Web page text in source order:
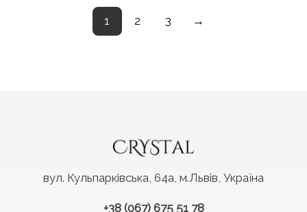
1 2 3 →
вул. Кульпарківська, 64а, м.Львів, Україна
+38 (067) 675 51 78